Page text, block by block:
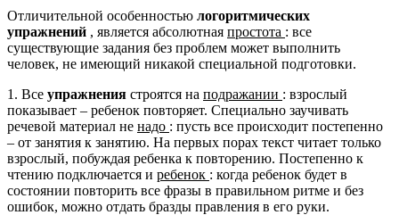
Отличительной особенностью логоритмических
упражнений , является абсолютная простота : все
существующие задания без проблем может выполнить
человек, не имеющий никакой специальной подготовки.
1. Все упражнения строятся на подражании : взрослый
показывает – ребенок повторяет. Специально заучивать
речевой материал не надо : пусть все происходит постепенно
– от занятия к занятию. На первых порах текст читает только
взрослый, побуждая ребенка к повторению. Постепенно к
чтению подключается и ребенок : когда ребенок будет в
состоянии повторить все фразы в правильном ритме и без
ошибок, можно отдать бразды правления в его руки.